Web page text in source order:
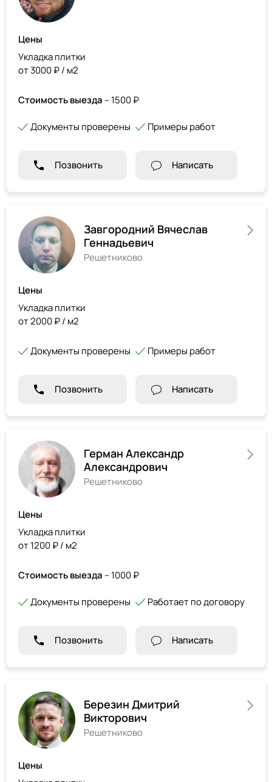
Цены
Укладка плитки
от 3000 ₽ / м2
Стоимость выезда – 1500 ₽
Документы проверены Примеры работ
Позвонить Написать
Завгородний Вячеслав
Геннадьевич
Решетниково
Цены
Укладка плитки
от 2000 ₽ / м2
Документы проверены Примеры работ
Позвонить Написать
Герман Александр
Александрович
Решетниково
Цены
Укладка плитки
от 1200 ₽ / м2
Стоимость выезда – 1000 ₽
Документы проверены Работает по договору
Позвонить Написать
Березин Дмитрий
Викторович
Решетниково
Цены